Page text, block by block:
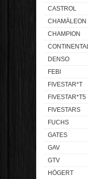
CASTROL
CHAMÄLEON
CHAMPION
CONTINENTAL
DENSO
FEBI
FIVESTAR*T
FIVESTAR*T5
FIVESTARS
FUCHS
GATES
GAV
GTV
HÖGERT